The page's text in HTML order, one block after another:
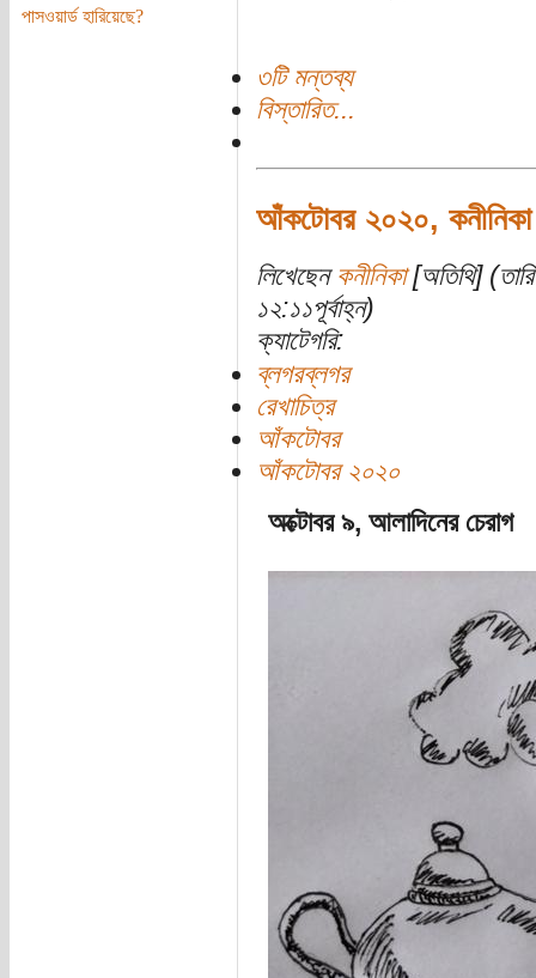
পাসওয়ার্ড হারিয়েছে?
৩টি মন্তব্য
বিস্তারিত...
আঁকটোবর ২০২০, কনীনিকা
লিখেছেন কনীনিকা[অতিথি]
১২:১১পূর্বাহ্ন)
ক্যাটেগরি:
ব্লগরব্লগর
রেখাচিত্র
আঁকটোবর
আঁকটোবর ২০২০
অক্টোবর ৯, আলাদিনের চেরাগ